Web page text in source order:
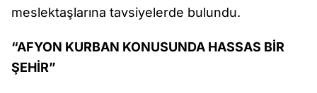
meslektaşlarına tavsiyelerde bulundu.
“AFYON KURBAN KONUSUNDA HASSAS BİR
ŞEHİR”